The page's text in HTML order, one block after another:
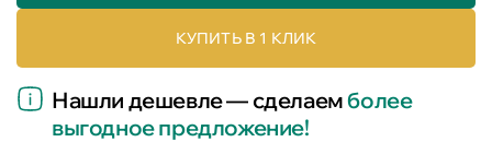
КУПИТЬ В 1 КЛИК
Нашли дешевле — сделаемболее
выгодное предложение!